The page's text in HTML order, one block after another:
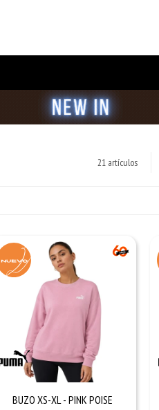
21 artículos
BUZO XS-XL - PINK POISE